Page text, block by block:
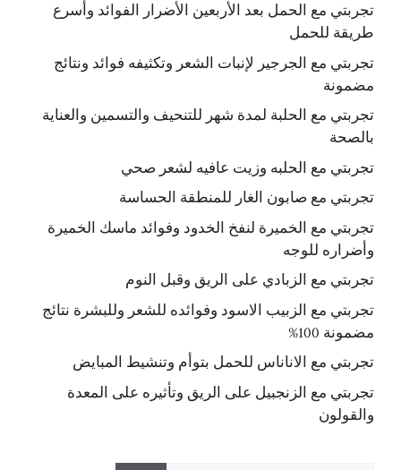
تجربتي مع الحمل بعد الأربعين الأضرار الفوائد وأسرع
طريقة للحمل
تجربتي مع الجرجير لإنبات الشعر وتكثيفه فوائد ونتائج
مضمونة
تجربتي مع الحلبة لمدة شهر للتنحيف والتسمين والعناية
بالصحة
تجربتي مع الحلبه وزيت عافيه لشعر صحي
تجربتي مع صابون الغار للمنطقة الحساسة
تجربتي مع الخميرة لنفخ الخدود وفوائد ماسك الخميرة
وأضراره للوجه
تجربتي مع الزبادي على الريق وقبل النوم
تجربتي مع الزبيب الاسود وفوائده للشعر وللبشرة نتائج
مضمونة 100%
تجربتي مع الاناناس للحمل بتوأم وتنشيط المبايض
تجربتي مع الزنجبيل على الريق وتأثيره على المعدة
والقولون